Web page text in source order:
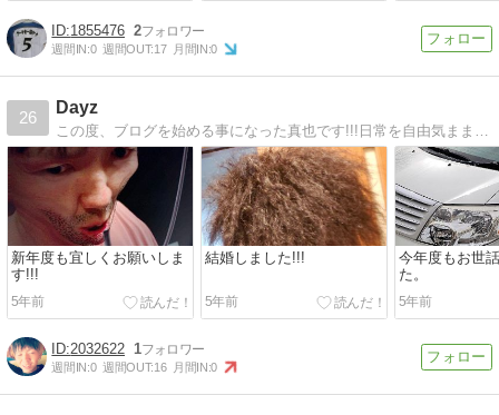
1855476 2
週間IN:0 週間OUT:17 月間IN:0
26
Dayz
この度、ブログを始める事になった真也です!!!日常を自由気ままに綴って行きますのでどうぞ宜しくお願いします!!!
新年度も宜しくお願いしま
す!!!
5年前
結婚しました!!!
5年前
今年度もお世
た。
5年前
2032622 1
週間IN:0 週間OUT:16 月間IN:0